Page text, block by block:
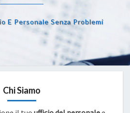
E Personale Senza Problemi
Chi Siamo